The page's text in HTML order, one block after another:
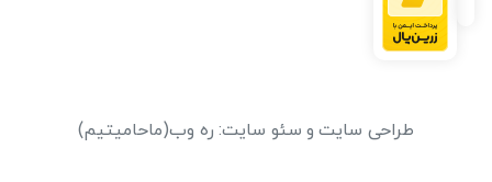
طراحی سایت و سئو سایت: ره وب(ماحامیتیم)